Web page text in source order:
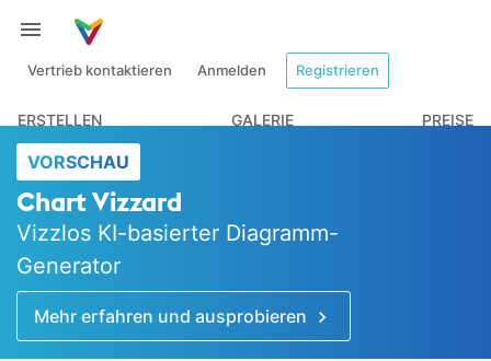
Vertrieb kontaktieren Anmelden Registrieren
ERSTELLEN GALERIE PREISE
VORSCHAU
Chart Vizzard
Vizzlos KI-basierter Diagramm-
Generator
Mehr erfahren und ausprobieren